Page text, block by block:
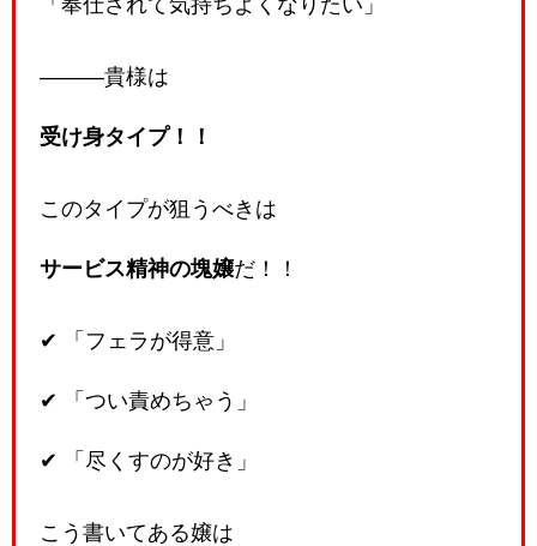
―――貴様は
受け身タイプ！！
このタイプが狙うべきは
サービス精神の塊嬢だ！！
✔ 「フェラが得意」
✔ 「つい責めちゃう」
✔ 「尽くすのが好き」
こう書いてある嬢は